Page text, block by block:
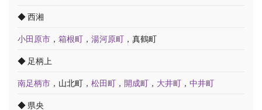
◆ 西湘
小田原市 ， 箱根町 ， 湯河原町 ，真鶴町
◆ 足柄上
南足柄市 ，山北町， 松田町 ， 開成町 ， 大井町 ， 中井町
◆ 県央